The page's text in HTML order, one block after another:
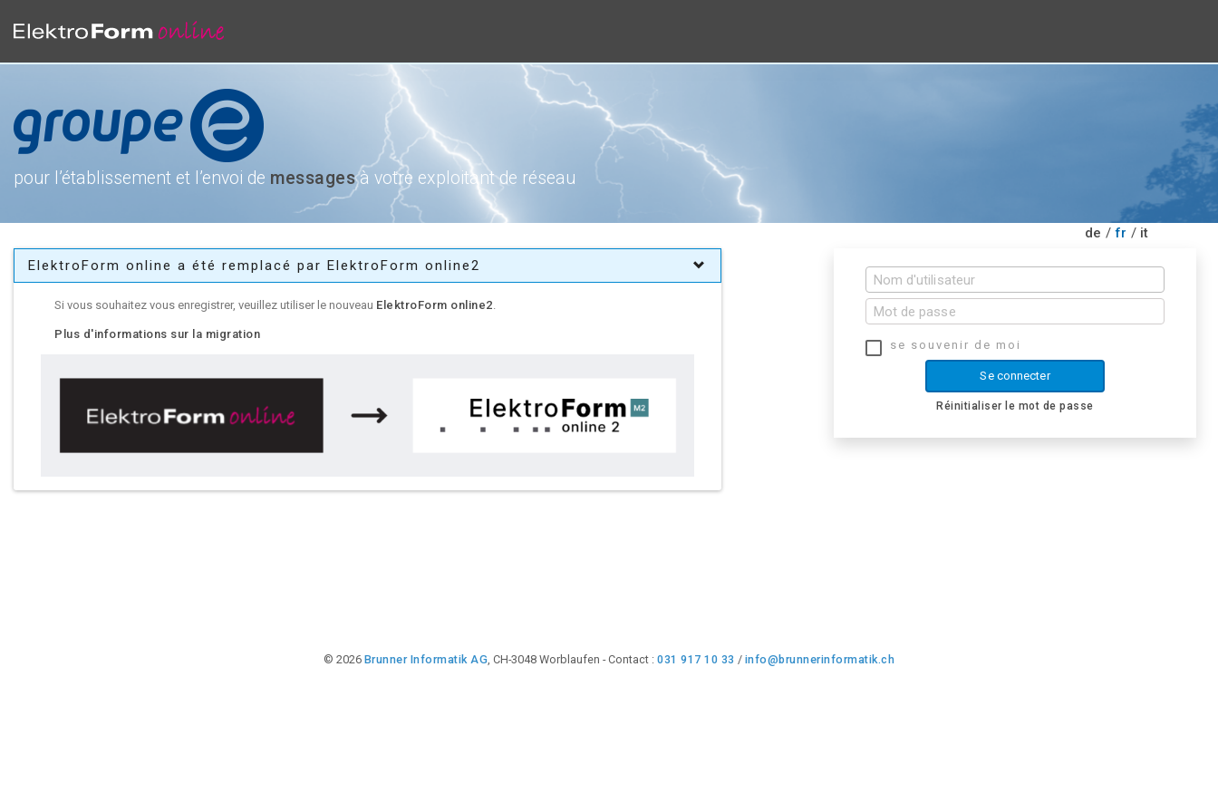
pour l’établissement et l’envoi de messagesà votre exploitant de réseau
de / fr / it
se souvenir de moi
Se connecter
Réinitialiser le mot de passe
ElektroForm online a été remplacé par ElektroForm online2
Si vous souhaitez vous enregistrer, veuillez utiliser le nouveau ElektroForm online2
Plus d'informations sur la migration
© 2026 Brunner Informatik AG, CH-3048 Worblaufen - Contact :031 917 10 33 / info@brunnerinformatik.ch